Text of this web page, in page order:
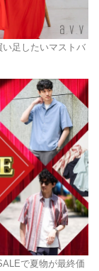
足したいマストバ
で夏物が最終価